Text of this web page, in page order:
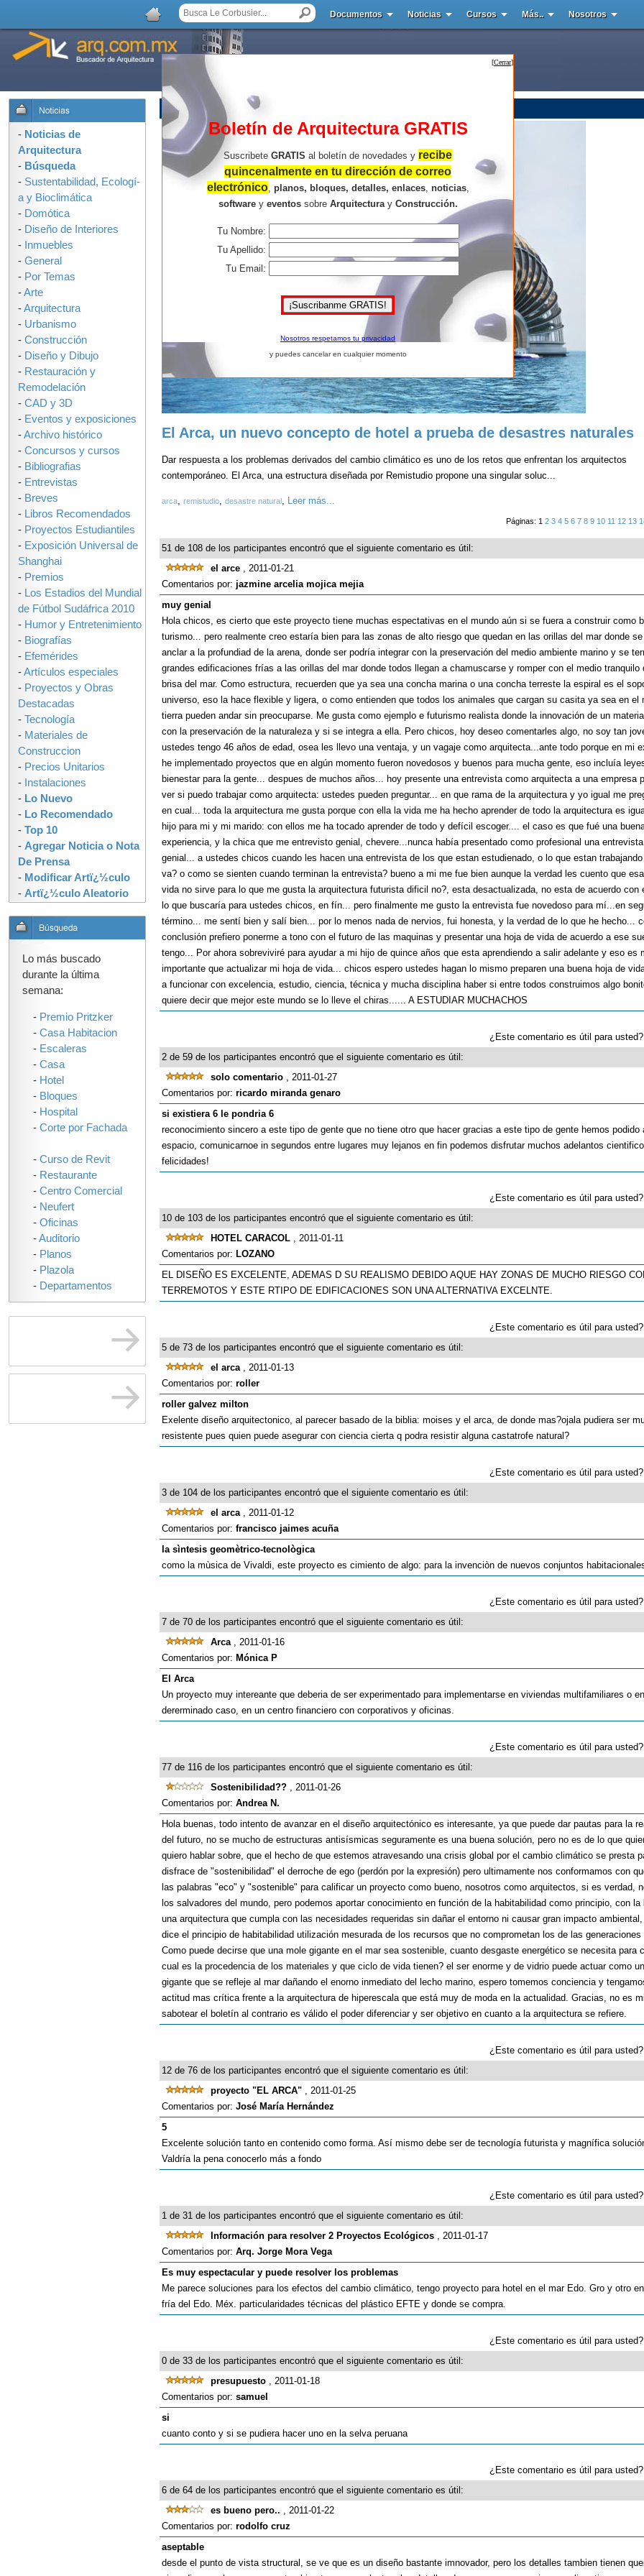
Documentos Noticias Cursos Más.. Nosotros
LISTA DE COMENTARIOS
El Arca, un nuevo concepto de hotel a prueba de desastres naturales
Dar respuesta a los problemas derivados del cambio climático es uno de los retos que enfrentan los arquitectos
contemporáneo. El Arca, una estructura diseñada por Remistudio propone una singular soluc...
arca, remistudio, desastre natural , Leer más...
Páginas: 1 2 3 4 5 6 7 8 9 10 11 12 13
51 de 108 de los participantes encontró que el siguiente comentario es útil:
el arce , 2011-01-21
Comentarios por: jazmine arcelia mojica mejia
muy genial
Hola chicos, es cierto que este proyecto tiene muchas espectativas en el mundo aún si se fuera a construir como
turismo... pero realmente creo estaría bien para las zonas de alto riesgo que quedan en las orillas del mar donde
anclar a la profundiad de la arena, donde ser podría integrar con la preservación del medio ambiente marino y se
grandes edificaciones frías a las orillas del mar donde todos llegan a chamuscarse y romper con el medio tranquilo
brisa del mar. Como estructura, recuerden que ya sea una concha marina o una concha terreste la espiral es el
universo, eso la hace flexible y ligera, o como entienden que todos los animales que cargan su casita ya sea en el
tierra pueden andar sin preocuparse. Me gusta como ejemplo e futurismo realista donde la innovación de un
con la preservación de la naturaleza y si se integra a ella. Pero chicos, hoy deseo comentarles algo, no soy tan
ustedes tengo 46 años de edad, osea les llevo una ventaja, y un vagaje como arquitecta...ante todo porque en mi
he implementado proyectos que en algún momento fueron novedosos y buenos para mucha gente, eso incluía
bienestar para la gente... despues de muchos años... hoy presente una entrevista como arquitecta a una empresa
ver si puedo trabajar como arquitecta: ustedes pueden preguntar... en que rama de la arquitectura y yo igual me
en cual... toda la arquitectura me gusta porque con ella la vida me ha hecho aprender de todo la arquitectura es
hijo para mi y mi marido: con ellos me ha tocado aprender de todo y defícil escoger.... el caso es que fué una
experiencia, y la chica que me entrevisto genial, chevere...nunca había presentado como profesional una
genial... a ustedes chicos cuando les hacen una entrevista de los que estan estudienado, o lo que estan
va? o como se sienten cuando terminan la entrevista? bueno a mi me fue bien aunque la verdad les cuento que
vida no sirve para lo que me gusta la arquitectura futurista dificil no?, esta desactualizada, no esta de acuerdo con
lo que buscaría para ustedes chicos, en fín... pero finalmente me gusto la entrevista fue novedoso para mí...en
término... me sentí bien y salí bien... por lo menos nada de nervios, fui honesta, y la verdad de lo que he hecho...
conclusión prefiero ponerme a tono con el futuro de las maquinas y presentar una hoja de vida de acuerdo a ese
tengo... Por ahora sobreviviré para ayudar a mi hijo de quince años que esta aprendiendo a salir adelante y eso es
importante que actualizar mi hoja de vida... chicos espero ustedes hagan lo mismo preparen una buena hoja de
a funcionar con excelencia, estudio, ciencia, técnica y mucha disciplina haber si entre todos construimos algo
quiere decir que mejor este mundo se lo lleve el chiras...... A ESTUDIAR MUCHACHOS
¿Este comentario es útil para
2 de 59 de los participantes encontró que el siguiente comentario es útil:
solo comentario , 2011-01-27
Comentarios por: ricardo miranda genaro
si existiera 6 le pondria 6
reconocimiento sincero a este tipo de gente que no tiene otro que hacer gracias a este tipo de gente hemos podido
espacio, comunicarnoe in segundos entre lugares muy lejanos en fin podemos disfrutar muchos adelantos
felicidades!
¿Este comentario es útil para
10 de 103 de los participantes encontró que el siguiente comentario es útil:
HOTEL CARACOL , 2011-01-11
Comentarios por: LOZANO
EL DISEÑO ES EXCELENTE, ADEMAS D SU REALISMO DEBIDO AQUE HAY ZONAS DE MUCHO RIESGO
TERREMOTOS Y ESTE RTIPO DE EDIFICACIONES SON UNA ALTERNATIVA EXCELNTE.
¿Este comentario es útil para
5 de 73 de los participantes encontró que el siguiente comentario es útil:
el arca , 2011-01-13
Comentarios por: roller
roller galvez milton
Exelente diseño arquitectonico, al parecer basado de la biblia: moises y el arca, de donde mas?ojala pudiera ser
resistente pues quien puede asegurar con ciencia cierta q podra resistir alguna castatrofe natural?
¿Este comentario es útil para
3 de 104 de los participantes encontró que el siguiente comentario es útil:
el arca , 2011-01-12
Comentarios por: francisco jaimes acuña
la sìntesis geomètrico-tecnològica
como la mùsica de Vivaldi, este proyecto es cimiento de algo: para la invenciòn de nuevos conjuntos
¿Este comentario es útil para
7 de 70 de los participantes encontró que el siguiente comentario es útil:
Arca , 2011-01-16
Comentarios por: Mónica P
El Arca
Un proyecto muy intereante que deberia de ser experimentado para implementarse en viviendas multifamiliares o en
dererminado caso, en un centro financiero con corporativos y oficinas.
¿Este comentario es útil para
77 de 116 de los participantes encontró que el siguiente comentario es útil:
Sostenibilidad?? , 2011-01-26
Comentarios por: Andrea N.
Hola buenas, todo intento de avanzar en el diseño arquitectónico es interesante, ya que puede dar pautas para la
del futuro, no se mucho de estructuras antisísmicas seguramente es una buena solución, pero no es de lo que
quiero hablar sobre, que el hecho de que estemos atravesando una crisis global por el cambio climático se presta
disfrace de "sostenibilidad" el derroche de ego (perdón por la expresión) pero ultimamente nos conformamos con
las palabras "eco" y "sostenible" para calificar un proyecto como bueno, nosotros como arquitectos, si es verdad,
los salvadores del mundo, pero podemos aportar conocimiento en función de la habitabilidad como principio, con la
una arquitectura que cumpla con las necesidades requeridas sin dañar el entorno ni causar gran impacto
dice el principio de habitabilidad utilización mesurada de los recursos que no comprometan los de las generaciones
Como puede decirse que una mole gigante en el mar sea sostenible, cuanto desgaste energético se necesita para
cual es la procedencia de los materiales y que ciclo de vida tienen? el ser enorme y de vidrio puede actuar como
gigante que se refleje al mar dañando el enorno inmediato del lecho marino, espero tomemos conciencia y
actitud mas crítica frente a la arquitectura de hiperescala que está muy de moda en la actualidad. Gracias, no es
sabotear el boletín al contrario es válido el poder diferenciar y ser objetivo en cuanto a la arquitectura se refiere.
¿Este comentario es útil para
12 de 76 de los participantes encontró que el siguiente comentario es útil:
proyecto "EL ARCA" , 2011-01-25
Comentarios por: José María Hernández
5
Excelente solución tanto en contenido como forma. Así mismo debe ser de tecnología futurista y magnífica
Valdría la pena conocerlo más a fondo
¿Este comentario es útil para
1 de 31 de los participantes encontró que el siguiente comentario es útil:
Información para resolver 2 Proyectos Ecológicos , 2011-01-17
Comentarios por: Arq. Jorge Mora Vega
Es muy espectacular y puede resolver los problemas
Me parece soluciones para los efectos del cambio climático, tengo proyecto para hotel en el mar Edo. Gro y otro
fría del Edo. Méx. particularidades técnicas del plástico EFTE y donde se compra.
¿Este comentario es útil para
0 de 33 de los participantes encontró que el siguiente comentario es útil:
presupuesto , 2011-01-18
Comentarios por: samuel
si
cuanto conto y si se pudiera hacer uno en la selva peruana
¿Este comentario es útil para
6 de 64 de los participantes encontró que el siguiente comentario es útil:
es bueno pero.. , 2011-01-22
Comentarios por: rodolfo cruz
aseptable
desde el punto de vista structural, se ve que es un diseño bastante imnovador, pero los detalles tambien tienen
[Cerrar]
Boletín de Arquitectura GRATIS
Suscribete GRATIS al boletín de novedades y recibe
quincenalmente en tu dirección de correo
electrónico, planos, bloques, detalles, enlaces, noticias,
softwarey eventossobre Arquitecturay Construcción.
Tu Nombre:
Tu Apellido:
Tu Email:
Nosotros respetamos tu privacidad
y puedes cancelar en cualquier momento
- Noticias de
Arquitectura
- Búsqueda
- Sustentabilidad, Ecologí­
a y Bioclimática
- Domótica
- Diseño de Interiores
- Inmuebles
- General
- Por Temas
-Arte
-Arquitectura
- Urbanismo
- Construcción
- Diseño y Dibujo
- Restauración y
Remodelación
- CAD y 3D
- Eventos y exposiciones
-Archivo histórico
- Concursos y cursos
- Bibliografias
- Entrevistas
- Breves
- Libros Recomendados
- Proyectos Estudiantiles
- Exposición Universal de
Shanghai
- Premios
- Los Estadios del Mundial
de Fútbol Sudáfrica 2010
- Humor y Entretenimiento
- Biografías
- Efemérides
-Artículos especiales
- Proyectos y Obras
Destacadas
- Tecnología
- Materiales de
Construccion
- Precios Unitarios
- Instalaciones
- Lo Nuevo
- Lo Recomendado
- Top 10
- Agregar Noticia o Nota
De Prensa
- Modificar Artï¿½culo
- Artï¿½culo Aleatorio
Lo más buscado
durante la última
semana:
- Premio Pritzker
- Casa Habitacion
- Escaleras
- Casa
- Hotel
- Bloques
- Hospital
- Corte por Fachada
- Curso de Revit
- Restaurante
- Centro Comercial
- Neufert
- Oficinas
-Auditorio
- Planos
- Plazola
- Departamentos